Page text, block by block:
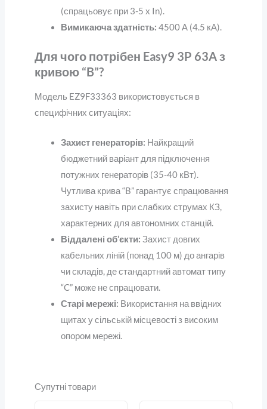
(спрацьовує при 3-5 x In).
Вимикаюча здатність: 4500 А (4.5 кА).
Для чого потрібен Easy9 3P 63A з
кривою “B”?
Модель EZ9F33363 використовується в
специфічних ситуаціях:
Захист генераторів: Найкращий
бюджетний варіант для підключення
потужних генераторів (35-40 кВт).
Чутлива крива “B” гарантує спрацювання
захисту навіть при слабких струмах КЗ,
характерних для автономних станцій.
Віддалені об’єкти: Захист довгих
кабельних ліній (понад 100 м) до ангарів
чи складів, де стандартний автомат типу
“C” може не спрацювати.
Старі мережі: Використання на ввідних
щитах у сільській місцевості з високим
опором мережі.
Супутні товари